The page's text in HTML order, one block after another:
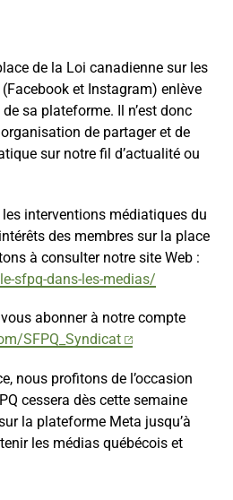
de la Loi canadienne sur les
et Instagram) enlève
sa plateforme. Il n’est donc
de partager et de
sur notre fil d’actualité ou
interventions médiatiques du
des membres sur la place
à consulter notre siteWeb :
sfpq-dans-les-medias/
abonner à notre compte
SFPQ_Syndicat
nous profitons de l’occasion
cessera dès cette semaine
la plateforme Meta jusqu’à
les médias québécois et